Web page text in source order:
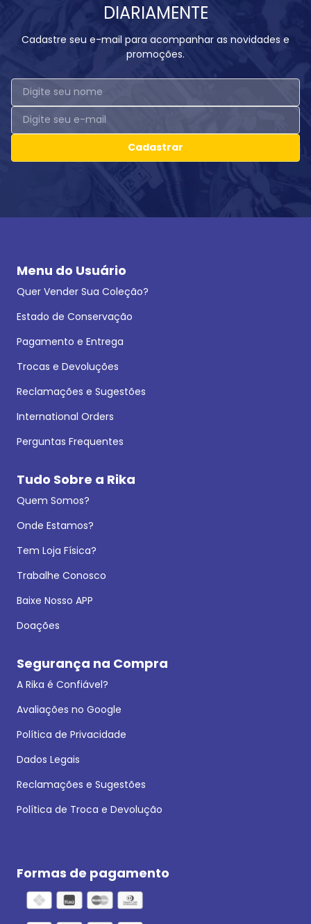
DIARIAMENTE
Cadastre seu e-mail para acompanhar as novidades e
promoções.
Cadastrar
Menu do Usuário
Quer Vender Sua Coleção?
Estado de Conservação
Pagamento e Entrega
Trocas e Devoluções
Reclamações e Sugestões
International Orders
Perguntas Frequentes
Tudo Sobre a Rika
Quem Somos?
Onde Estamos?
Tem Loja Física?
Trabalhe Conosco
Baixe Nosso APP
Doações
Segurança na Compra
A Rika é Confiável?
Avaliações no Google
Política de Privacidade
Dados Legais
Reclamações e Sugestões
Política de Troca e Devolução
Formas de pagamento